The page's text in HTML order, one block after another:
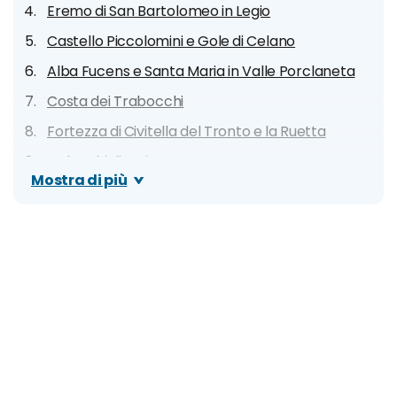
Eremo di San Bartolomeo in Legio
Castello Piccolomini e Gole di Celano
Alba Fucens e Santa Maria in Valle Porclaneta
Costa dei Trabocchi
Fortezza di Civitella del Tronto e la Ruetta
Calanchi di Atri
L'Aquila e la Basilica di Santa Maria di
Mostra di più